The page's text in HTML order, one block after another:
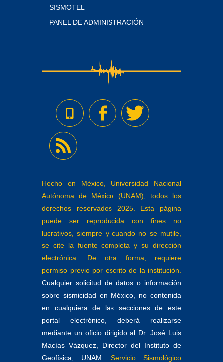
SISMOTEL
PANEL DE ADMINISTRACIÓN
Hecho en México, Universidad Nacional
Autónoma de México (UNAM), todos los
derechos reservados 2025. Esta página
puede ser reproducida con fines no
lucrativos, siempre y cuando no se mutile,
se cite la fuente completa y su dirección
electrónica. De otra forma, requiere
permiso previo por escrito de la institución.
Cualquier solicitud de datos o información
sobre sismicidad en México, no contenida
en cualquiera de las secciones de este
portal electrónico, deberá realizarse
mediante un oficio dirigido al Dr. José Luis
Macías Vázquez, Director del Instituto de
Geofísica, UNAM.
Servicio Sismológico